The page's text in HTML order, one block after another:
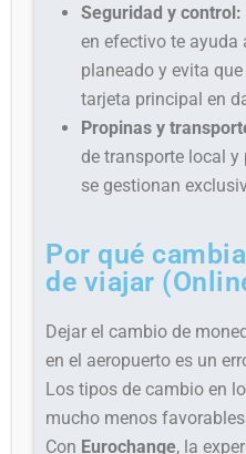
Seguridad y control:
en efectivo te ayuda
planeado y evita
tarjeta principal en
Propinas y
de transporte local y
se gestionan
Por qué
de viajar
Dejar el cambio de
en el aeropuerto es un
Los tipos de cambio en
mucho menos
Con Eurochange, la